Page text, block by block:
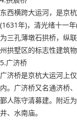
东西横跨大运河，是京
(1631年)，清光绪十一
为三孔薄墩石拱桥，纵
州拱墅区的标志性建筑物
5.广济桥
广济桥是京杭大运河上
内。广济桥又名通济桥
鄞人陈守清募建。附近
井、水南庙。